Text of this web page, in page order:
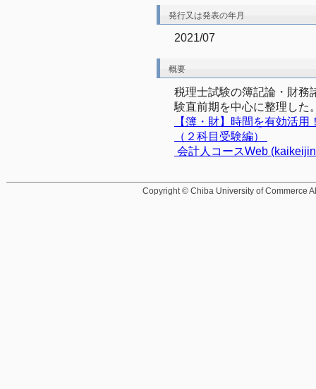
発行又は発表の年月
2021/07
概要
税理士試験の簿記論・財務
験直前期を中心に整理した
【簿・財】時間を有効活用
（２科目受験編）
会計人コースWeb